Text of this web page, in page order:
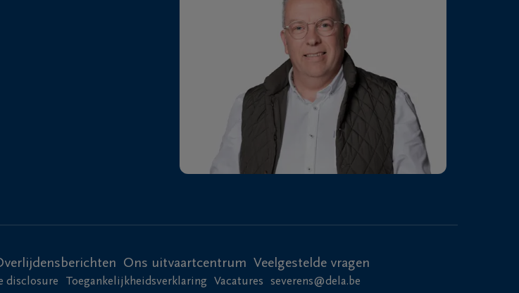
Ons uitvaartcentrum Veelgestelde vragen
disclosure Toegankelijkheidsverklaring Vacatures severens@dela.be